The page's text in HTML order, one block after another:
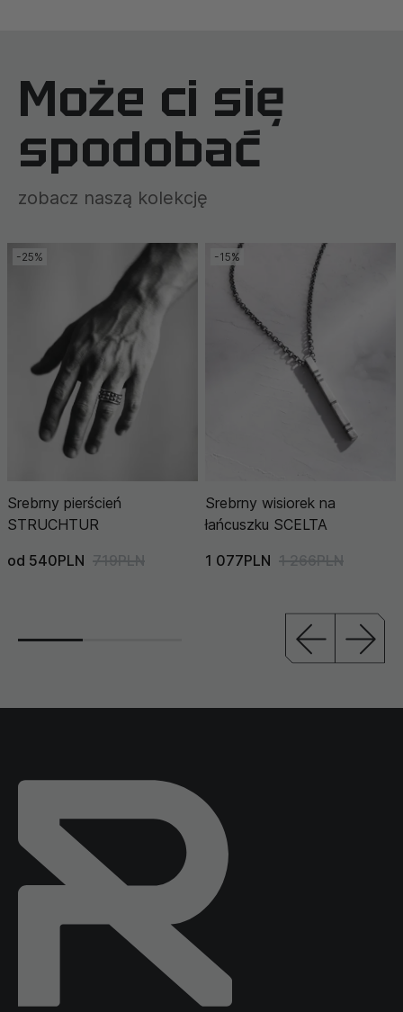
Może ci się
spodobać
zobacz naszą kolekcję
-25%
Srebrny pierścień
STRUCHTUR
od 540PLN 719PLN
-15%
Srebrny wisiorek na
łańcuszku SCELTA
1 077PLN 1 266PLN